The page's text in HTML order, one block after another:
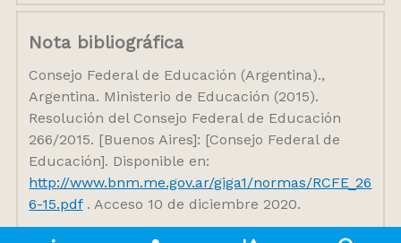
Nota bibliográfica
Consejo Federal de Educación (Argentina).,
Argentina. Ministerio de Educación (2015).
Resolución del Consejo Federal de Educación
266/2015. [Buenos Aires]: [Consejo Federal de
Educación]. Disponible en:
http://www.bnm.me.gov.ar/giga1/normas/RCFE_26
6-15.pdf. Acceso 10 de diciembre 2020.